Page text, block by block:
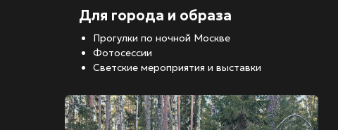
Для города и образа
Прогулки по ночной Москве
Фотосессии
Светские мероприятия и выставки